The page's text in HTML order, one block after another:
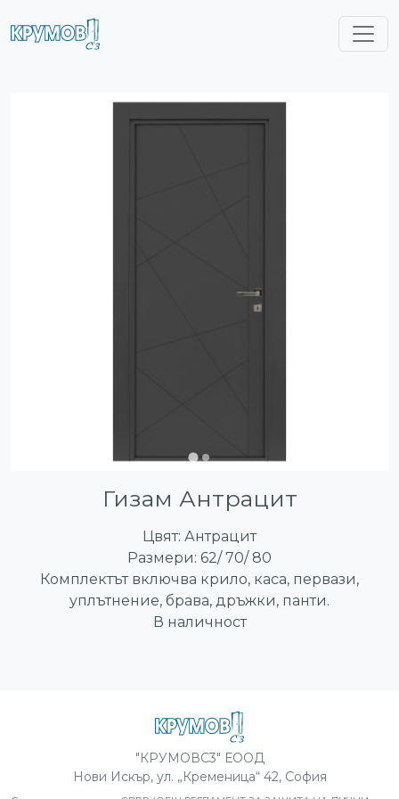
Гизам Антрацит
Цвят: Антрацит
Размери: 62/ 70/ 80
Комплектът включва крило, каса, первази,
уплътнение, брава, дръжки, панти.
В наличност
"КРУМОВС3" ЕООД
Нови Искър, ул. „Кременица“ 42, София